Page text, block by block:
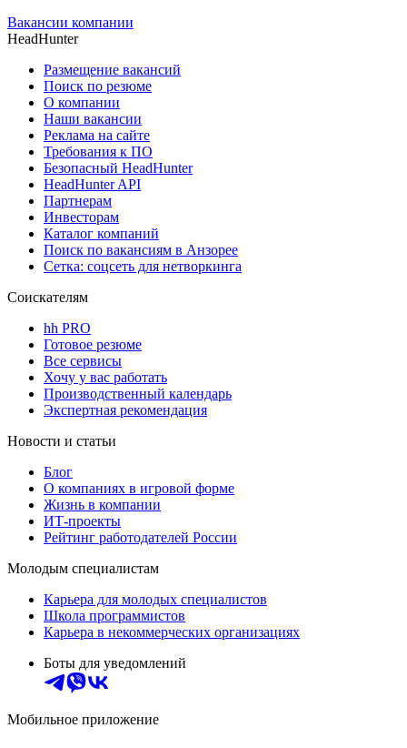
Вакансии компании
HeadHunter
Размещение вакансий
Поиск по резюме
О компании
Наши вакансии
Реклама на сайте
Требования к ПО
Безопасный HeadHunter
HeadHunter API
Партнерам
Инвесторам
Каталог компаний
Поиск по вакансиям в Анзорее
Сетка: соцсеть для нетворкинга
Соискателям
hh PRO
Готовое резюме
Все сервисы
Хочу у вас работать
Производственный календарь
Экспертная рекомендация
Новости и статьи
Блог
О компаниях в игровой форме
Жизнь в компании
ИТ-проекты
Рейтинг работодателей России
Молодым специалистам
Карьера для молодых специалистов
Школа программистов
Карьера в некоммерческих организациях
Боты для уведомлений
Мобильное приложение